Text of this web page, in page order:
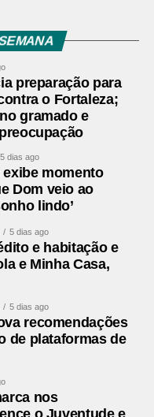
preparação para
o Fortaleza;
gramado e
5 dias ago
exibe momento
Dom veio ao
lindo’
5 dias ago
e habitação e
e Minha Casa,
5 dias ago
recomendações
de plataformas de
nos
o Juventude e